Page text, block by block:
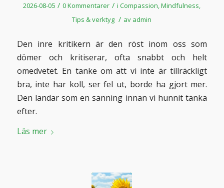
2026-08-05 / 0 Kommentarer / iCompassion,Mindfulness,
Tips & verktyg / av admin
Den inre kritikern är den röst inom oss som
dömer och kritiserar, ofta snabbt och helt
omedvetet. En tanke om att vi inte är tillräckligt
bra, inte har koll, ser fel ut, borde ha gjort mer.
Den landar som en sanning innan vi hunnit tänka
efter.
Läs mer